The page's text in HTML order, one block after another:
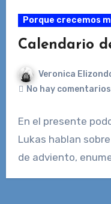
Porque crecemos
Calendario
Veronica
No hay comentarios
En el presente
Lukas hablan
de adviento,